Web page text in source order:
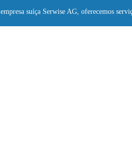
suíça Serwise AG, oferecemos